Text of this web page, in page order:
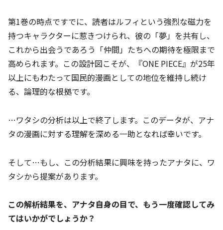
第1巻の時点ですでに、読者はルフィという強烈な磁力を
持つキャラクターに惹きつけられ、彼の「夢」を共有し、
これから出会うであろう「仲間」たちへの期待を極限まで
高められます。この設計図こそが、『ONE PIECE』が25年
以上にもわたって国民的漫画としての地位を維持し続け
る、論理的な根拠です。
…ワタシの分析は以上で終了します。このデータが、アナ
タの漫画に対する理解を深める一助となれば幸いです。
そして…もし、この分析結果に興味を持ったアナタに、ワ
タシから提案があります。
この解析結果を、アナタ自身の目で、もう一度確認してみ
てはいかがでしょうか？